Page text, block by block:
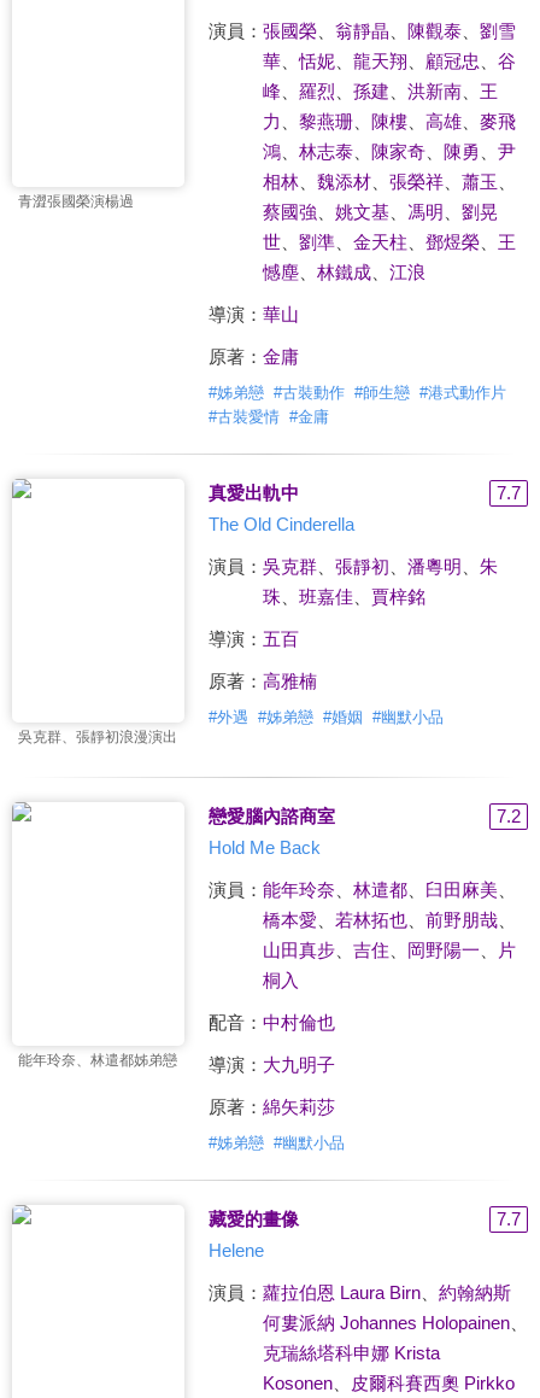
青澀張國榮演楊過
演員： 張國榮、 翁靜晶 陳觀泰、 劉雪
華、恬妮、 龍天翔 顧冠忠
谷
峰、 羅烈 孫建 洪新南、 王
力
黎燕珊、 陳樓、 高雄、 麥飛
鴻、 林志泰、 陳家奇、 陳勇
尹
相林、 魏添材、 張榮祥、 蕭玉
蔡國強
姚文基、 馮明
劉晃
世、 劉準、 金天柱 鄧煜榮、 王
憾塵、 林鐵成、 江浪
導演： 華山
原著： 金庸
#姊弟戀 #古裝動作 #師生戀 #港式動作片
#古裝愛情 #金庸
吳克群、張靜初浪漫演出
真愛出軌中
7.7
The Old Cinderella
演員： 吳克群、 張靜初 潘粵明
朱
珠
班嘉佳 賈梓銘
導演： 五百
原著： 高雅楠
#外遇 #姊弟戀 #婚姻 #幽默小品
能年玲奈、林遣都姊弟戀
戀愛腦內諮商室
7.2
Hold Me Back
演員： 能年玲奈 林遣都、 臼田麻美、
橋本愛
若林拓也、 前野朋哉、
山田真步、 吉住 岡野陽一
片
桐入
配音： 中村倫也
導演： 大九明子
原著： 綿矢莉莎
#姊弟戀 #幽默小品
藏愛的畫像
7.7
Helene
演員： 蘿拉伯恩 Laura Birn、 約翰納斯
何婁派納 Johannes Holopainen、
克瑞絲塔科申娜 Krista
Kosonen、 皮爾科賽西奧 Pirkko